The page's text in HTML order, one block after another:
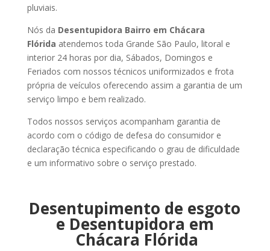
pluviais.
Nós da Desentupidora Bairro em Chácara
Flórida atendemos toda Grande São Paulo, litoral e
interior 24 horas por dia, Sábados, Domingos e
Feriados com nossos técnicos uniformizados e frota
própria de veículos oferecendo assim a garantia de um
serviço limpo e bem realizado.
Todos nossos serviços acompanham garantia de
acordo com o código de defesa do consumidor e
declaração técnica especificando o grau de dificuldade
e um informativo sobre o serviço prestado.
Desentupimento de esgoto
e Desentupidora em
Chácara Flórida